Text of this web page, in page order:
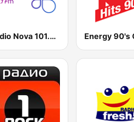
Radio Nova 101.7 FM Energy 90's